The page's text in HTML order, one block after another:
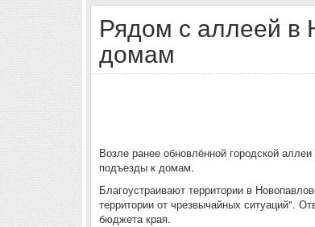
Рядом с аллеей в
домам
Возле ранее обновлённой городской
подъезды к домам.
Благоустраивают территории в
территории от чрезвычайных ситуаций".
бюджета края.